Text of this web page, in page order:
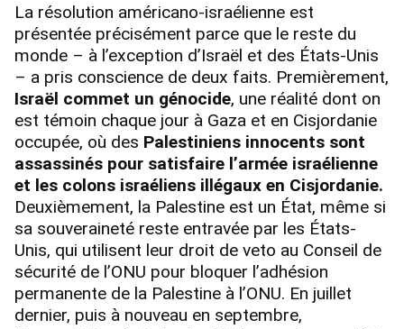
La résolution américano-israélienne est
présentée précisément parce que le reste du
monde – à l’exception d’Israël et des États-Unis
– a pris conscience de deux faits. Premièrement,
Israël commet un génocide, une réalité dont on
est témoin chaque jour à Gaza et en Cisjordanie
occupée, où des Palestiniens innocents sont
assassinés pour satisfaire l’armée israélienne
et les colons israéliens illégaux en Cisjordanie.
Deuxièmement, la Palestine est un État, même si
sa souveraineté reste entravée par les États-
Unis, qui utilisent leur droit de veto au Conseil de
sécurité de l’ONU pour bloquer l’adhésion
permanente de la Palestine à l’ONU. En juillet
dernier, puis à nouveau en septembre,